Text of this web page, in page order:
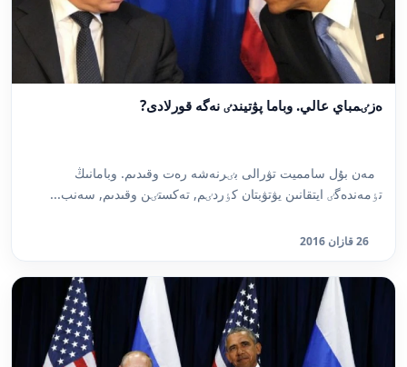
ەزٸمباي عالي. وباما پۋتيندٸ نەگە قورلادى?
مەن بۇل سامميت تۋرالى بٸرنەشە رەت وقىدىم. وبامانىڭ
تٶمەندەگٸ ايتقانىن يۋتۋبتان كٶردٸم, تەكستٸن وقىدىم, سەنب...
26 قازان 2016